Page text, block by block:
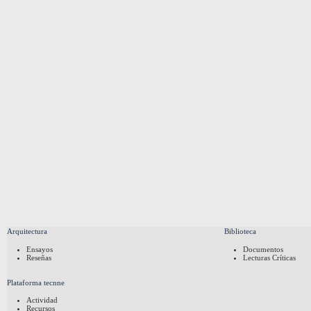
Arquitectura
Ensayos
Reseñas
Biblioteca
Documentos
Lecturas Críticas
Plataforma tecnne
Actividad
Recursos